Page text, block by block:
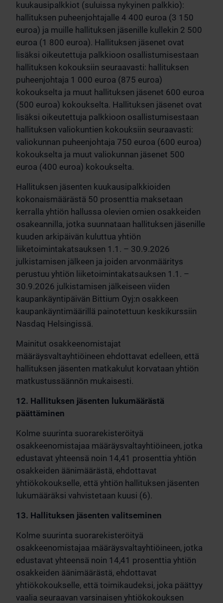
kuukausipalkkiot (suluissa nykyinen palkkio):
hallituksen puheenjohtajalle 4 400 euroa (3 150
euroa) ja muille hallituksen jäsenille kullekin 2 500
euroa (1 800 euroa). Hallituksen jäsenet ovat
lisäksi oikeutettuja palkkioon osallistumisestaan
hallituksen kokouksiin seuraavasti: hallituksen
puheenjohtaja 1 000 euroa (875 euroa)
kokoukselta ja muut hallituksen jäsenet 600 euroa
(500 euroa) kokoukselta. Hallituksen jäsenet ovat
lisäksi oikeutettuja palkkioon osallistumisestaan
hallituksen valiokuntien kokouksiin seuraavasti:
valiokunnan puheenjohtaja 750 euroa (600 euroa)
kokoukselta ja muut valiokunnan jäsenet 500
euroa (400 euroa) kokoukselta.
Hallituksen jäsenten kuukausipalkkioiden
kokonaismäärästä 50 prosenttia maksetaan
kerralla yhtiön hallussa olevien omien osakkeiden
osakeannilla, jotka suunnataan hallituksen jäsenille
kuuden arkipäivän kuluttua yhtiön
liiketoimintakatsauksen 1.1. – 30.9.2026
julkistamisen jälkeen ja joiden arvonmääritys
perustuu yhtiön liiketoimintakatsauksen 1.1. –
30.9.2026 julkistamisen jälkeiseen viiden
kaupankäyntipäivän Bittium Oyj:n osakkeen
kaupankäyntimäärillä painotettuun keskikurssiin
Nasdaq Helsingissä.
Mainitut osakkeenomistajat
määräysvaltayhtiöineen ehdottavat edelleen, että
hallituksen jäsenten matkakulut korvataan yhtiön
matkustussäännön mukaisesti.
12. Hallituksen jäsenten lukumäärästä
päättäminen
Kolme suurinta suorarekisteröityä
osakkeenomistajaa määräysvaltayhtiöineen, jotka
edustavat yhteensä noin 14,41 prosenttia yhtiön
osakkeiden äänimäärästä, ehdottavat
yhtiökokoukselle, että yhtiön hallituksen jäsenten
lukumääräksi vahvistetaan kuusi (6).
13. Hallituksen jäsenten valitseminen
Kolme suurinta suorarekisteröityä
osakkeenomistajaa määräysvaltayhtiöineen, jotka
edustavat yhteensä noin 14,41 prosenttia yhtiön
osakkeiden äänimäärästä, ehdottavat
yhtiökokoukselle, että toimikaudeksi, joka päättyy
vaalia seuraavan varsinaisen yhtiökokouksen